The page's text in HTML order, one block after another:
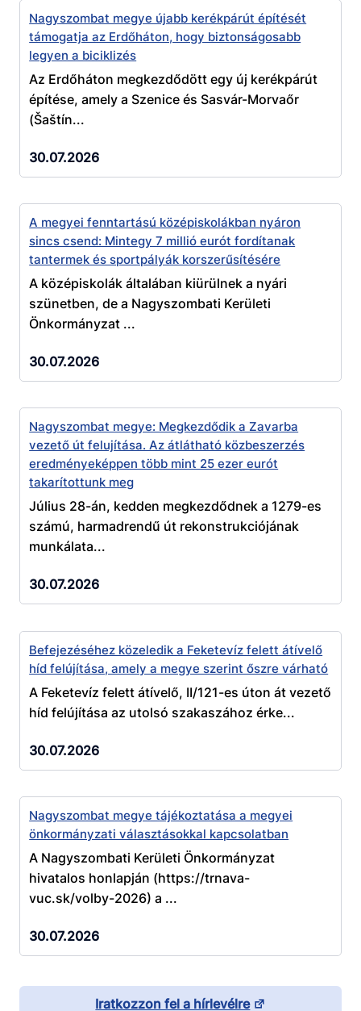
Nagyszombat megye újabb kerékpárút építését
támogatja az Erdőháton, hogy biztonságosabb
legyen a biciklizés
Az Erdőháton megkezdődött egy új kerékpárút
építése, amely a Szenice és Sasvár-Morvaőr
(Šaštín...
30.07.2026
A megyei fenntartású középiskolákban nyáron
sincs csend: Mintegy 7 millió eurót fordítanak
tantermek és sportpályák korszerűsítésére
A középiskolák általában kiürülnek a nyári
szünetben, de a Nagyszombati Kerületi
Önkormányzat ...
30.07.2026
Nagyszombat megye: Megkezdődik a Zavarba
vezető út felujítása. Az átlátható közbeszerzés
eredményeképpen több mint 25 ezer eurót
takarítottunk meg
Július 28-án, kedden megkezdődnek a 1279-es
számú, harmadrendű út rekonstrukciójának
munkálata...
30.07.2026
Befejezéséhez közeledik a Feketevíz felett átívelő
híd felújítása, amely a megye szerint őszre várható
A Feketevíz felett átívelő, II/121-es úton át vezető
híd felújítása az utolsó szakaszához érke...
30.07.2026
Nagyszombat megye tájékoztatása a megyei
önkormányzati választásokkal kapcsolatban
A Nagyszombati Kerületi Önkormányzat
hivatalos honlapján (https://trnava-
vuc.sk/volby-2026) a ...
30.07.2026
Iratkozzon fel a hírlevélre